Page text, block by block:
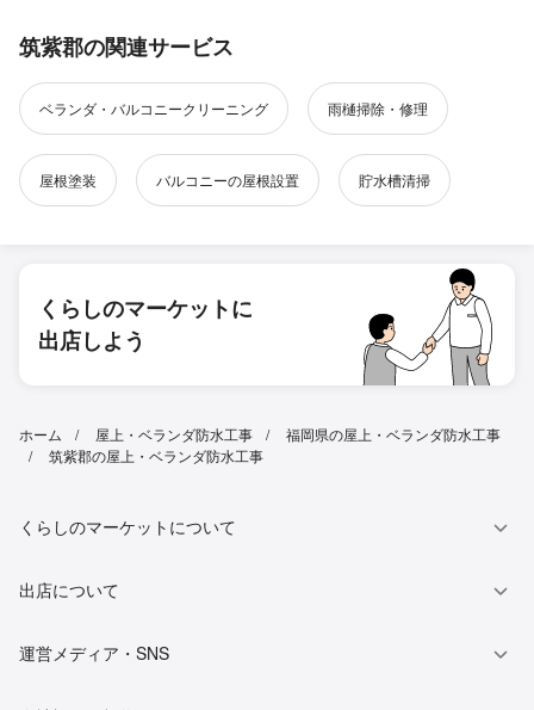
筑紫郡の関連サービス
ベランダ・バルコニークリーニング 雨樋掃除・修理
屋根塗装 バルコニーの屋根設置 貯水槽清掃
くらしのマーケットに
出店しよう
ホーム 屋上・ベランダ防水工事
福岡県の屋上・ベランダ防水工事
筑紫郡の屋上・ベランダ防水工事
くらしのマーケットについて
出店について
運営メディア・SNS